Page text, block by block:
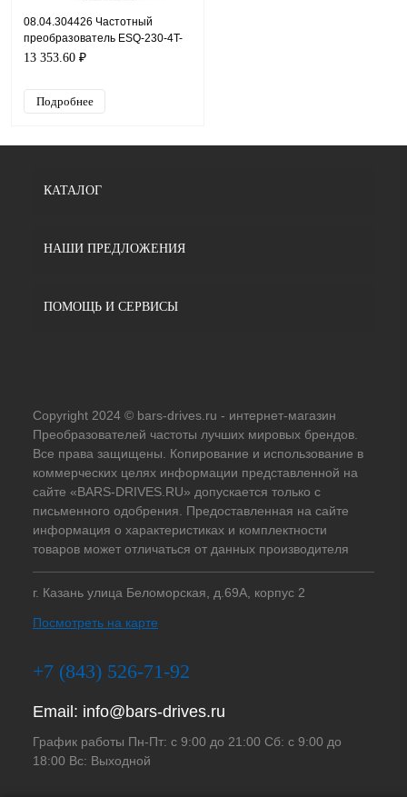
08.04.304426 Частотный
преобразователь ESQ-230-4T-
4K, 380В, 4кВт, 9А
13 353.60 ₽
Подробнее
КАТАЛОГ
НАШИ ПРЕДЛОЖЕНИЯ
ПОМОЩЬ И СЕРВИСЫ
Copyright 2024 © bars-drives.ru - интернет-магазин
Преобразователей частоты лучших мировых брендов.
Все права защищены. Копирование и использование в
коммерческих целях информации представленной на
сайте «BARS-DRIVES.RU» допускается только с
письменного одобрения. Предоставленная на сайте
информация о характеристиках и комплектности
товаров может отличаться от данных производителя
г. Казань улица Беломорская, д.69А, корпус 2
Посмотреть на карте
+7 (843) 526-71-92
Email: info@bars-drives.ru
График работы Пн-Пт: с 9:00 до 21:00 Сб: с 9:00 до
18:00 Вс: Выходной